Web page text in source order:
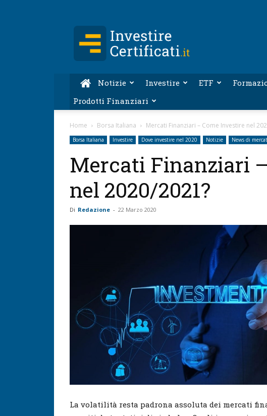
Certificati.it
Notizie Investire ETF
Prodotti Finanziari
Home Borsa Italiana Mercati Finanziari – Come Investire nel
Borsa Italiana Investire Dove investire nel 2020 Notizie News di
Mercati Finanziari
nel 2020/2021?
Di Redazione - 22 Marzo 2020
La volatilità resta padrona assoluta dei mercati